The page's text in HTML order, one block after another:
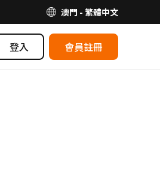
澳門 - 繁體中文
登入 會員註冊